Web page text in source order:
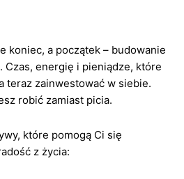
koniec, a początek – budowanie
Czas, energię i pieniądze, które
teraz zainwestować w siebie.
robić zamiast picia.
które pomogą Ci się
z życia: